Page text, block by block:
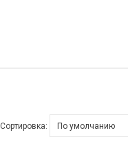
Сортировка: